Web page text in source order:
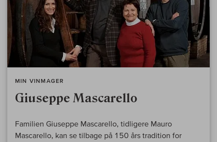
MIN VINMAGER
Giuseppe Mascarello
Familien Giuseppe Mascarello, tidligere Mauro
Mascarello, kan se tilbage på 150 års tradition for